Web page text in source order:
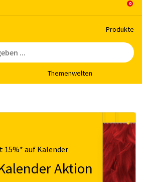
Pro­duk­te
The­men­wel­ten
15%* auf Kalender
Aktion